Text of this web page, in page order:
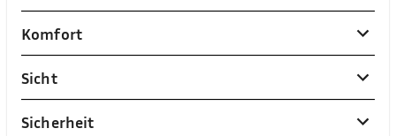
Komfort
Sicht
Sicherheit